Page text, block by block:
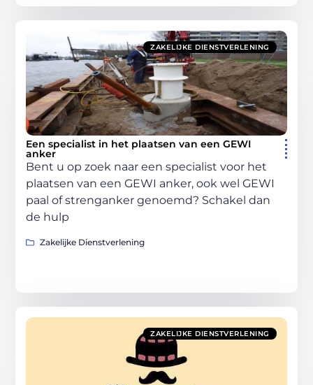
ZAKELIJKE DIENSTVERLENING
Een specialist in het plaatsen van een GEWI
anker
Bent u op zoek naar een specialist voor het
plaatsen van een GEWI anker, ook wel GEWI
paal of strenganker genoemd? Schakel dan
de hulp
Zakelijke Dienstverlening
ZAKELIJKE DIENSTVERLENING